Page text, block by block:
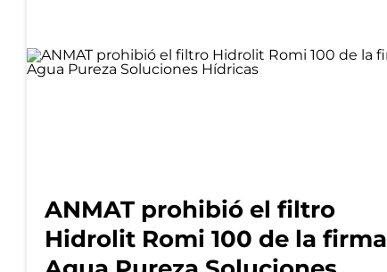
ANMAT prohibió el filtro
Hidrolit Romi 100 de la firma